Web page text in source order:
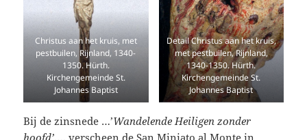
Christus aan het kruis, met
pestbuilen, Rijnland, 1340-
1350. Hürth.
Kirchengemeinde St.
Johannes Baptist
Detail Christus aan het kruis,
met pestbuilen, Rijnland,
1340-1350. Hürth.
Kirchengemeinde St.
Johannes Baptist
Bij de zinsnede …’Wandelende Heiligen zonder
hoofd’…. verscheen de San Miniato al Monte in